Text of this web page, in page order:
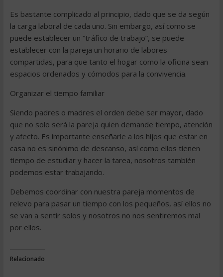
Es bastante complicado al principio, dado que se da según
la carga laboral de cada uno. Sin embargo, así como se
puede establecer un “tráfico de trabajo”, se puede
establecer con la pareja un horario de labores
compartidas, para que tanto el hogar como la oficina sean
espacios ordenados y cómodos para la convivencia.
Organizar el tiempo familiar
Siendo padres o madres el orden debe ser mayor, dado
que no solo será la pareja quien demande tiempo, atención
y afecto. Es importante enseñarle a los hijos que estar en
casa no es sinónimo de descanso, así como ellos tienen
tiempo de estudiar y hacer la tarea, nosotros también
podemos estar trabajando.
Debemos coordinar con nuestra pareja momentos de
relevo para pasar un tiempo con los pequeños, así ellos no
se van a sentir solos y nosotros no nos sentiremos mal
por ellos.
Relacionado